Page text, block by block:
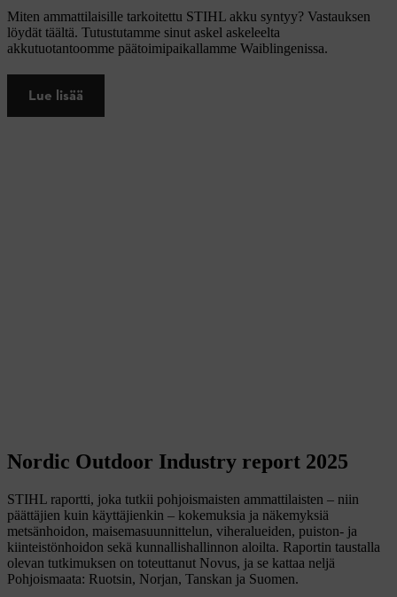
Miten ammattilaisille tarkoitettu STIHL akku syntyy? Vastauksen
löydät täältä. Tutustutamme sinut askel askeleelta
akkutuotantoomme päätoimipaikallamme Waiblingenissa.
Lue lisää
Nordic Outdoor Industry report 2025
STIHL raportti, joka tutkii pohjoismaisten ammattilaisten – niin
päättäjien kuin käyttäjienkin – kokemuksia ja näkemyksiä
metsänhoidon, maisemasuunnittelun, viheralueiden, puiston- ja
kiinteistönhoidon sekä kunnallishallinnon aloilta. Raportin taustalla
olevan tutkimuksen on toteuttanut Novus, ja se kattaa neljä
Pohjoismaata: Ruotsin, Norjan, Tanskan ja Suomen.